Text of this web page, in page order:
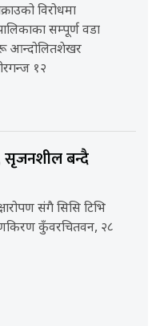
विरोधमा
सम्पूर्ण वडा
आन्दोलितशेखर
१२
सृजनशील बन्दै
संगै सिसि टिभि
कुँवरचितवन, २८